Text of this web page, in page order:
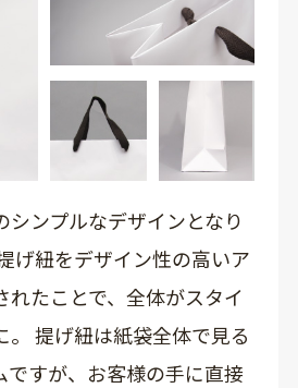
シンプルなデザインとなり
げ紐をデザイン性の高いア
れたことで、全体がスタイ
。 提げ紐は紙袋全体で見る
ですが、お客様の手に直接